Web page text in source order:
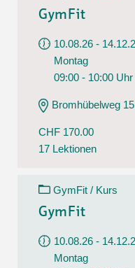
GymFit
10.08.26 -
Montag
09:00 - 10:00 Uhr
Bromhübelweg
CHF 170.00
17 Lektionen
GymFit / Kurs
GymFit
10.08.26 -
Montag